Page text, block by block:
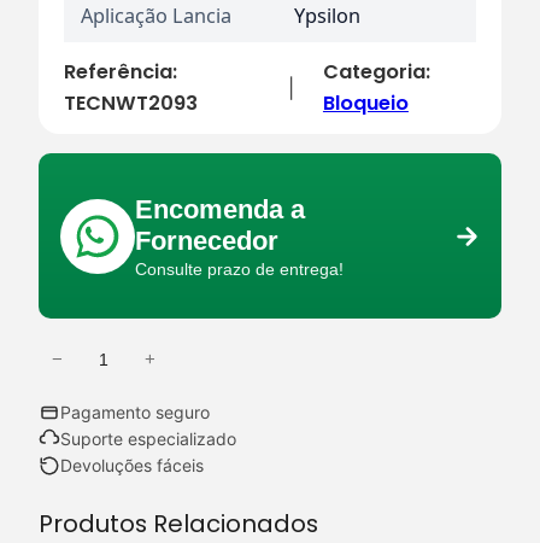
Aplicação Lancia Ypsilon
Referência:
TECNWT2093
Categoria:
Bloqueio
Encomenda a
Fornecedor
Consulte prazo de entrega!
a
n
i
− +
Pagamento seguro
Suporte especializado
Devoluções fáceis
Produtos Relacionados